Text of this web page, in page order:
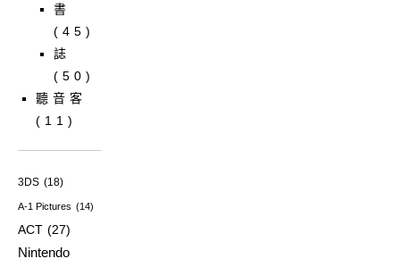
書
(45)
誌
(50)
聽音客
(11)
3DS (18)
A-1 Pictures (14)
ACT (27)
Nintendo